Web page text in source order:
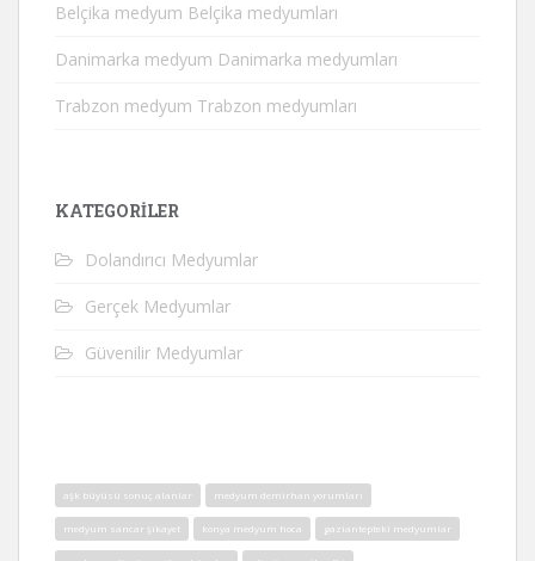
Belçika medyum Belçika medyumları
Danimarka medyum Danimarka medyumları
Trabzon medyum Trabzon medyumları
KATEGORILER
Dolandırıcı Medyumlar
Gerçek Medyumlar
Güvenilir Medyumlar
aşk büyüsü sonuç alanlar medyum demirhan yorumları
medyum sancar şikayet konya medyum hoca gaziantepteki medyumlar